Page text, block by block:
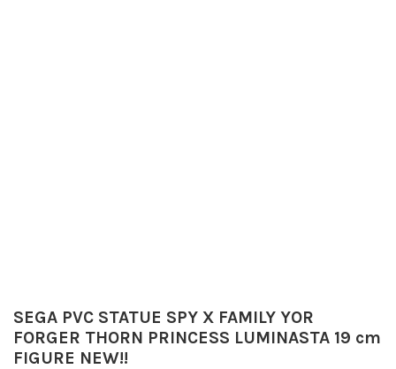
SEGA PVC STATUE SPY X FAMILY YOR
FORGER THORN PRINCESS LUMINASTA 19 cm
FIGURE NEW!!